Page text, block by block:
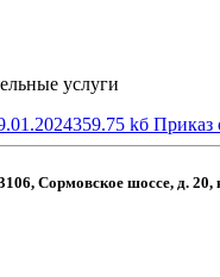
услуги
359.75 kб Приказ
Сормовское шоссе, д. 20,